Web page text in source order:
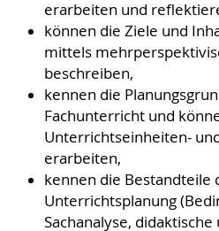
erarbeiten und
können die Ziele und
mittels
beschreiben,
kennen die
Fachunterricht und
Unterrichtseinheiten-
erarbeiten,
kennen die Bestandteile
Unterrichtsplanung
Sachanalyse,